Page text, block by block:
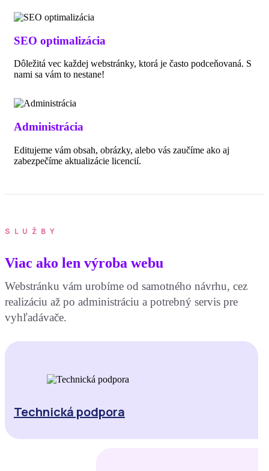
SEO optimalizácia
Dôležitá vec každej webstránky, ktorá je často podceňovaná. S
nami sa vám to nestane!
Administrácia
Editujeme vám obsah, obrázky, alebo vás zaučíme ako aj
zabezpečíme aktualizácie licencií.
SLUŽBY
Viac ako len výroba webu
Webstránku vám urobíme od samotného návrhu, cez
realizáciu až po administráciu a potrebný servis pre
vyhľadávače.
Technická podpora